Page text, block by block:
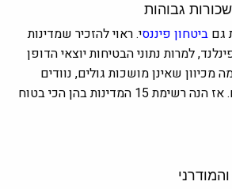
גבוהות
גםביטחון פיננסי. ראוי להזכיר שמדינות
למרות נתוני הבטיחות יוצאי הדופן
שאינן מושכות גולים, נוודים
דיגיטליים או פנסיונרים. אז הנה רשימת 15 המדינות בהן הכי בטוח